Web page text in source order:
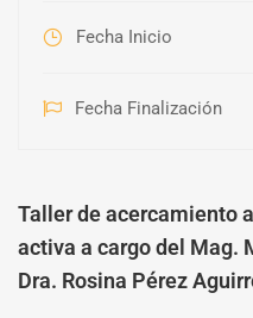
Fecha Inicio
Fecha Finalización
Taller de acercamiento
activa a cargo del Mag.
Dra. Rosina Pérez